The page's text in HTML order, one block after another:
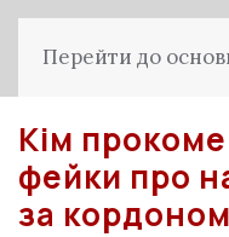
Перейти до
Кім
фейки про
за кордоном